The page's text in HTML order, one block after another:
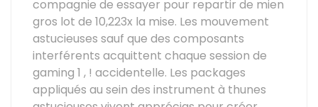
compagnie de essayer pour repartir de mien
gros lot de 10,223x la mise. Les mouvement
astucieuses sauf que des composants
interférents acquittent chaque session de
gaming 1 , ! accidentelle. Les packages
appliqués au sein des instrument à thunes